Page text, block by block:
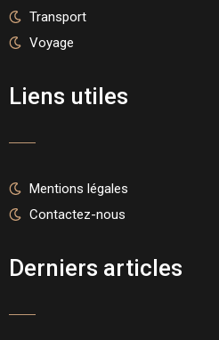
Transport
Voyage
Liens utiles
Mentions légales
Contactez-nous
Derniers articles